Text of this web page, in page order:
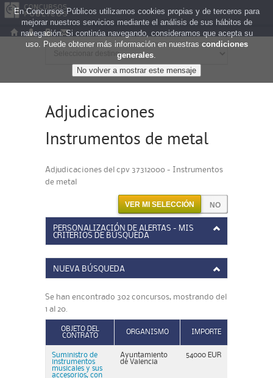
Adjudicaciones
Instrumentos de metal
Adjudicaciones del cpv 37312000 - Instrumentos
de metal
VER MI SELECCIÓN
PERSONALIZACIÓN DE ALERTAS - MIS
CRITERIOS DE BÚSQUEDA
NUEVA BÚSQUEDA
Se han encontrado 302 concursos, mostrando del
1 al 20.
OBJETO DEL
CONTRATO
ORGANISMO IMPORTE
Suministro de
instrumentos
musicales y sus
accesorios, con
Ayuntamiento
de Valencia
54000 EUR
En Concursos Públicos utilizamos cookies propias y de terceros para
mejorar nuestros servicios mediante el análisis de sus hábitos de
navegación. Si continúa navegando, consideramos que acepta su
uso. Puede obtener más información en nuestras condiciones
generales.